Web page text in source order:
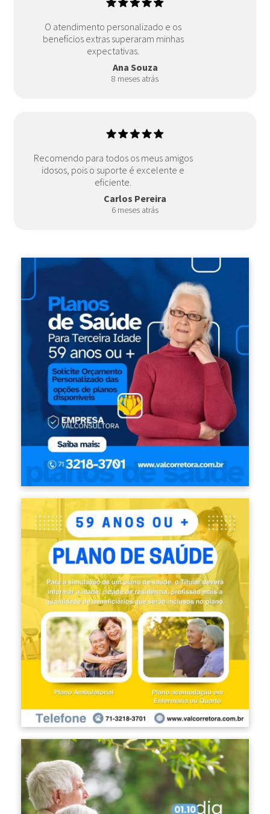
O atendimento personalizado e os
benefícios extras superaram minhas
expectativas.
Ana Souza
8 meses atrás
Recomendo para todos os meus amigos
idosos, pois o suporte é excelente e
eficiente.
Carlos Pereira
6 meses atrás